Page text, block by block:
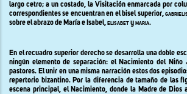
largo cetro; a un costado, la Visitación enmarcada por
correspondientes se encuentran en el bisel superior,
sobre el abrazo de María e Isabel, elisabetymaria.
En el recuadro superior derecho se desarrolla una doble
ningún elemento de separación: el Nacimiento del
pastores. El unir en una misma narración estos dos
repertorio bizantino. Por la diferencia de tamaño de las
escena principal, el Nacimiento, donde la Madre de Dios